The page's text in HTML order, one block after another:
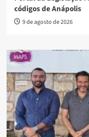
códigos de Anápolis
9 de agosto de 2026